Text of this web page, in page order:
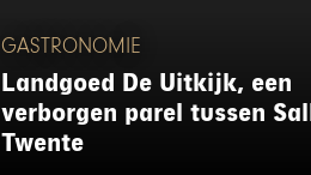
GASTRONOMIE
Landgoed De Uitkijk, een
verborgen parel tussen
Twente